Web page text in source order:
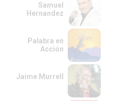
Samuel
Hernandez
Palabra en
Acción
Jaime Murrell